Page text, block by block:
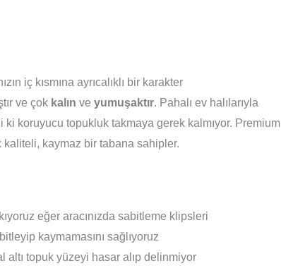
iç kısmına ayrıcalıklı bir karakter
ve çok kalın ve yumuşaktır. Pahalı ev halılarıyla
ki koruyucu topukluk takmaya gerek kalmıyor. Premium
kaliteli, kaymaz bir tabana sahipler.
eğer aracınızda sabitleme klipsleri
kaymamasını sağlıyoruz
topuk yüzeyi hasar alıp delinmiyor